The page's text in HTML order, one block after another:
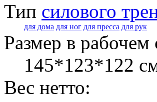
Тип силового
для дома для ног для пресса для рук
Размер в рабочем
145*123*122
Вес нетто: